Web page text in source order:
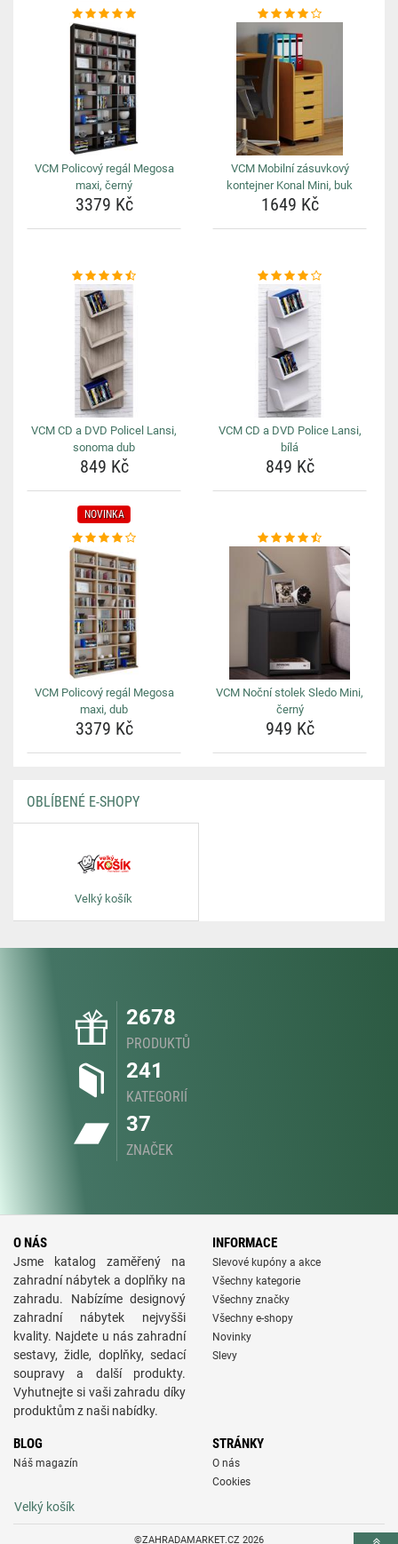
VCM Policový regál Megosa
maxi, černý
3379 Kč
VCM Mobilní zásuvkový
kontejner Konal Mini, buk
1649 Kč
VCM CD a DVD Policel Lansi,
sonoma dub
849 Kč
VCM CD a DVD Police Lansi,
bílá
849 Kč
NOVINKA
VCM Policový regál Megosa
maxi, dub
3379 Kč
VCM Noční stolek Sledo Mini,
černý
949 Kč
OBLÍBENÉ E-SHOPY
Velký košík
2678
PRODUKTŮ
241
KATEGORIÍ
37
ZNAČEK
O NÁS
Jsme katalog zaměřený na
zahradní nábytek a doplňky na
zahradu. Nabízíme designový
zahradní nábytek nejvyšši
kvality. Najdete u nás zahradní
sestavy, židle, doplňky, sedací
soupravy a další produkty.
Vyhutnejte si vaši zahradu díky
produktům z naši nabídky.
INFORMACE
Slevové kupóny a akce
Všechny kategorie
Všechny značky
Všechny e-shopy
Novinky
Slevy
BLOG
Náš magazín
STRÁNKY
O nás
Cookies
Velký košík
©ZAHRADAMARKET.CZ 2026